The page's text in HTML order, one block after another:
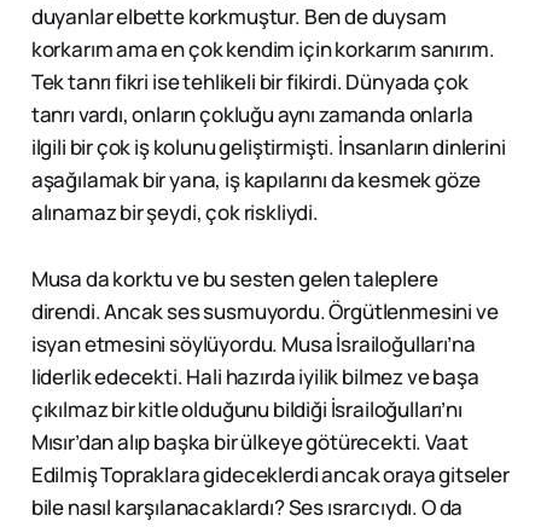
duyanlar elbette korkmuştur. Ben de duysam
korkarım ama en çok kendim için korkarım sanırım.
Tek tanrı fikri ise tehlikeli bir fikirdi. Dünyada çok
tanrı vardı, onların çokluğu aynı zamanda onlarla
ilgili bir çok iş kolunu geliştirmişti. İnsanların dinlerini
aşağılamak bir yana, iş kapılarını da kesmek göze
alınamaz bir şeydi, çok riskliydi.
Musa da korktu ve bu sesten gelen taleplere
direndi. Ancak ses susmuyordu. Örgütlenmesini ve
isyan etmesini söylüyordu. Musa İsrailoğulları’na
liderlik edecekti. Hali hazırda iyilik bilmez ve başa
çıkılmaz bir kitle olduğunu bildiği İsrailoğulları’nı
Mısır’dan alıp başka bir ülkeye götürecekti. Vaat
Edilmiş Topraklara gideceklerdi ancak oraya gitseler
bile nasıl karşılanacaklardı? Ses ısrarcıydı. O da